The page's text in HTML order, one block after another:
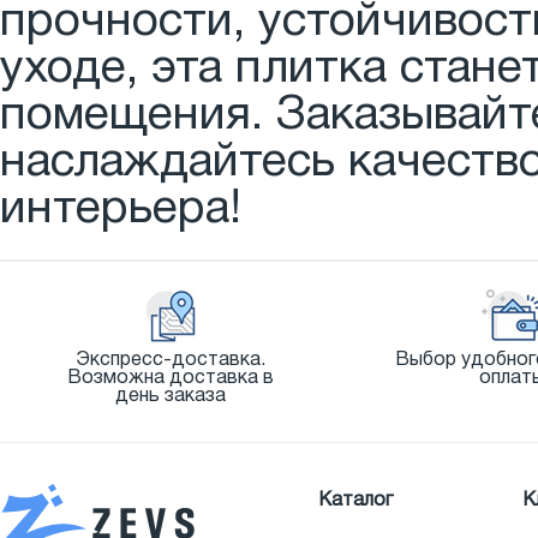
прочности,
уходе, эта плитка
помещения.
наслаждайтесь
интерьера!
Экспресс-доставка.
Возможна доставка в
день заказа
Выбор
Каталог